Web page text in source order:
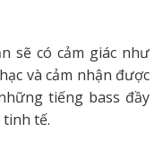
sẽ có cảm giác như
và cảm nhận được
tiếng bass đầy
tế.